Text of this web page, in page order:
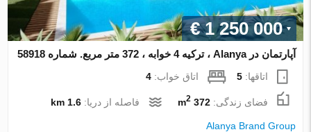
€ 1 250 000
آپارتمان در Alanya ، ترکیه 4 خوابه ، 372 متر مربع. شماره 58918
اتاقها:5 اتاق خواب:4
فضای زندگی:372 m
2 فاصله از دریا:1.6 km
Alanya Brand Group